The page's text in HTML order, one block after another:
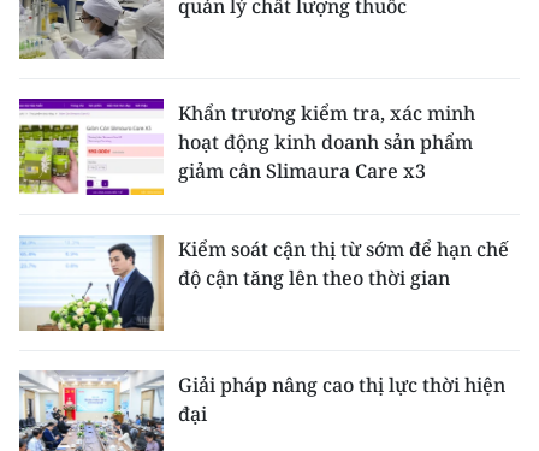
quản lý chất lượng thuốc
Khẩn trương kiểm tra, xác minh
hoạt động kinh doanh sản phẩm
giảm cân Slimaura Care x3
Kiểm soát cận thị từ sớm để hạn chế
độ cận tăng lên theo thời gian
Giải pháp nâng cao thị lực thời hiện
đại